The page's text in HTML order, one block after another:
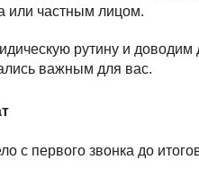
или частным лицом.
рутину и доводим
важным для вас.
с первого звонка до